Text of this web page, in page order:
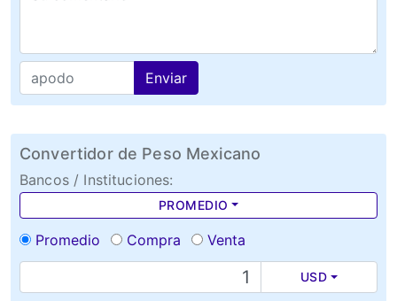
Enviar
Convertidor de Peso Mexicano
Bancos / Instituciones:
PROMEDIO
Promedio Compra Venta
USD